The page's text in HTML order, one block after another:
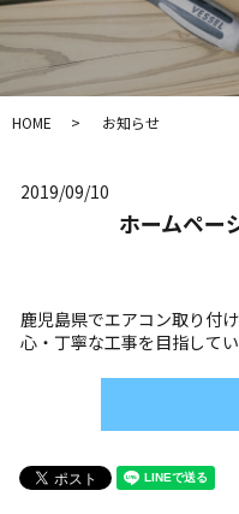
HOME お知らせ
2019/09/10
ホームペー
鹿児島県でエアコン取り付
心・丁寧な工事を目指して